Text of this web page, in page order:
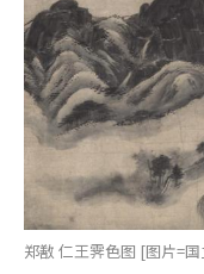
郑敾 仁王霁色图 [图片=